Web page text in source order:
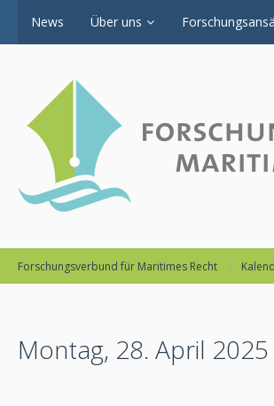
News Über uns
Forschungsverbund für Maritimes Recht
Montag, 28. April